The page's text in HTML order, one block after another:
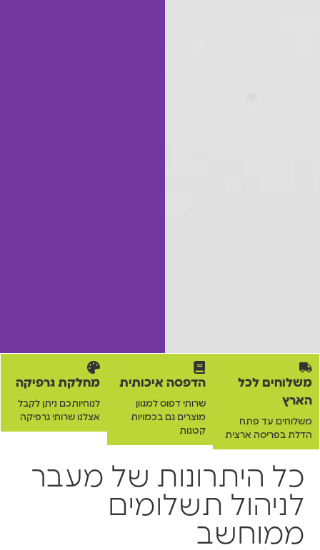
משלוחים לכל
הארץ
משלוחים עד פתח
הדלת בפריסה ארצית
הדפסה איכותית
שרותי דפוס למגוון
מוצרים גם בכמויות
קטנות
מחלקת גרפיקה
לנוחיותכם ניתן לקבל
אצלנו שרותי גרפיקה
כל היתרונות של מעבר
לניהול תשלומים
ממוחשב